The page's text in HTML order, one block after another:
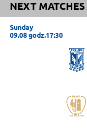
NEXT MATCHES
Sunday
09.08 godz.17:30